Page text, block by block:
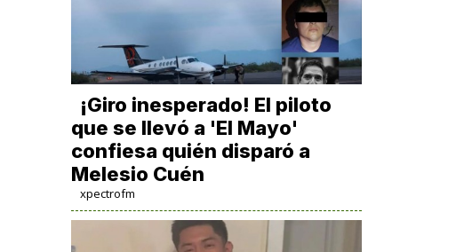
¡Giro inesperado! El piloto
que se llevó a 'El Mayo'
confiesa quién disparó a
Melesio Cuén
xpectrofm